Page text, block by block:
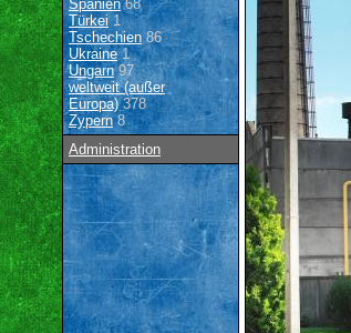
Spanien68
Türkei1
Tschechien 86
Ukraine1
Ungarn97
weltweit (außer
Europa)378
Zypern8
Administration